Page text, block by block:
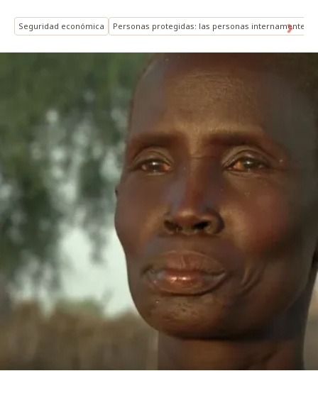
Seguridad económica Personas protegidas: las personas internamente